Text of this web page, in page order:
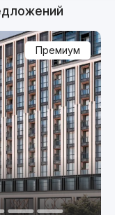
Премиум